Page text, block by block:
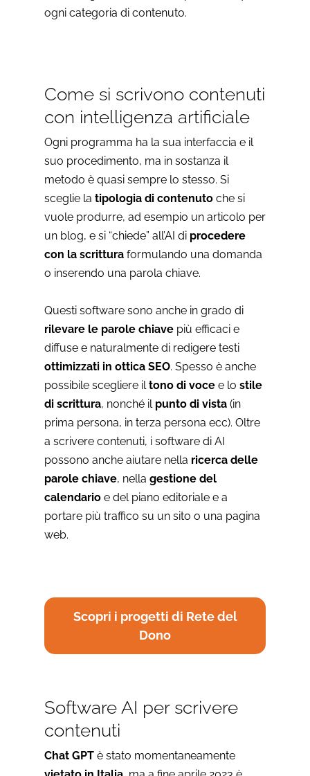
ogni categoria di contenuto.
Come si scrivono contenuti
con intelligenza artificiale
Ogni programma ha la sua interfaccia e il
suo procedimento, ma in sostanza il
metodo è quasi sempre lo stesso. Si
sceglie la tipologia di contenuto che si
vuole produrre, ad esempio un articolo per
un blog, e si “chiede” all’AI di procedere
con la scrittura formulando una domanda
o inserendo una parola chiave.
Questi software sono anche in grado di
rilevare le parole chiave più efficaci e
diffuse e naturalmente di redigere testi
ottimizzati in ottica SEO. Spesso è anche
possibile scegliere iltono di voce e lo stile
di scrittura, nonché il punto di vista (in
prima persona, in terza persona ecc). Oltre
a scrivere contenuti, i software di AI
possono anche aiutare nella ricerca delle
parole chiave, nella gestione del
calendario e del piano editoriale e a
portare più traffico su un sito o una pagina
web.
Scopri i progetti di Rete del
Dono
Software AI per scrivere
contenuti
Chat GPT è stato momentaneamente